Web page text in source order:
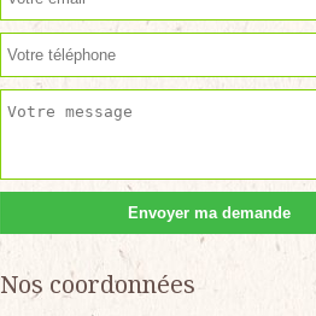
Nos coordonnées